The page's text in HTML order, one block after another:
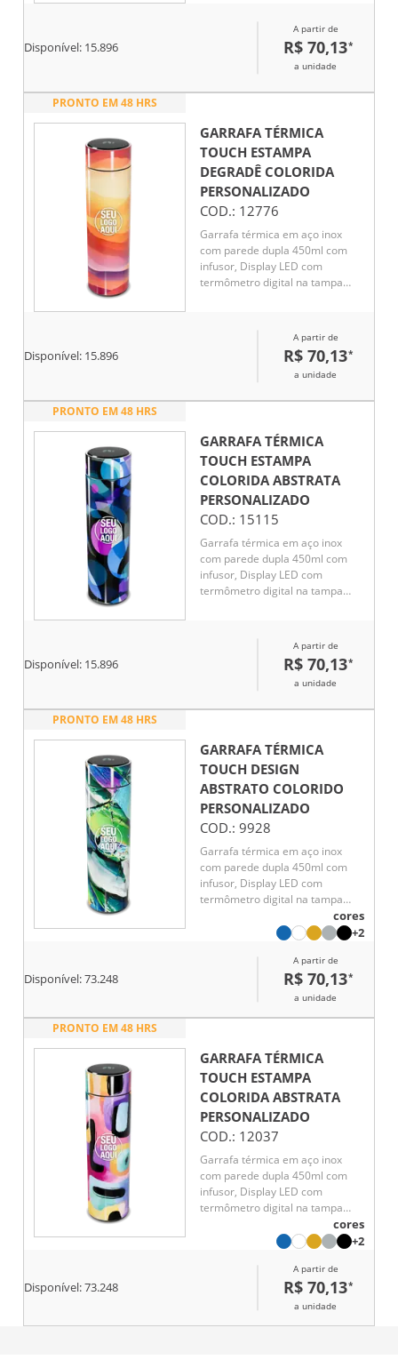
Disponível: 15.896
A partir de
R$ 70,13*
a unidade
PRONTO EM 48 HRS
GARRAFA TÉRMICA
TOUCH ESTAMPA
DEGRADÊ COLORIDA
PERSONALIZADO
COD.: 12776
Garrafa térmica em aço inox
com parede dupla 450ml com
infusor, Display LED com
termômetro digital na tampa
Disponível: 15.896
A partir de
R$ 70,13*
a unidade
PRONTO EM 48 HRS
GARRAFA TÉRMICA
TOUCH ESTAMPA
COLORIDA ABSTRATA
PERSONALIZADO
COD.: 15115
Garrafa térmica em aço inox
com parede dupla 450ml com
infusor, Display LED com
termômetro digital na tampa
Disponível: 15.896
A partir de
R$ 70,13*
a unidade
PRONTO EM 48 HRS
GARRAFA TÉRMICA
TOUCH DESIGN
ABSTRATO COLORIDO
PERSONALIZADO
COD.: 9928
Garrafa térmica em aço inox
com parede dupla 450ml com
infusor, Display LED com
termômetro digital na tampa
para indicar a temperatura do
líquido, Conserva líquido quente
cores
+2
Disponível:73.248
A partir de
R$ 70,13*
a unidade
PRONTO EM 48 HRS
GARRAFA TÉRMICA
TOUCH ESTAMPA
COLORIDA ABSTRATA
PERSONALIZADO
COD.: 12037
Garrafa térmica em aço inox
com parede dupla 450ml com
infusor, Display LED com
termômetro digital na tampa
para indicar a temperatura do
líquido, Conserva líquido quente
cores
+2
Disponível:73.248
A partir de
R$ 70,13*
a unidade